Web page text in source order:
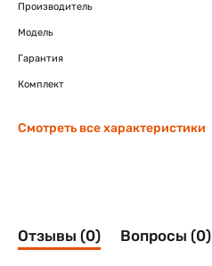
Производитель
Модель
Гарантия
Комплект
Смотреть все характеристики
Отзывы (0) Вопросы (0)